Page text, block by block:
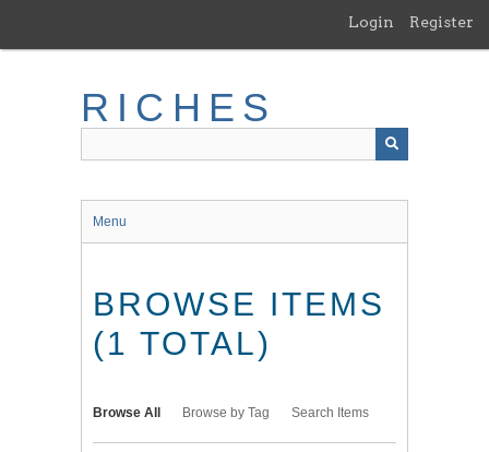
main
Login Register
RICHES
Menu
BROWSE ITEMS
(1 TOTAL)
Browse All Browse by Tag Search Items